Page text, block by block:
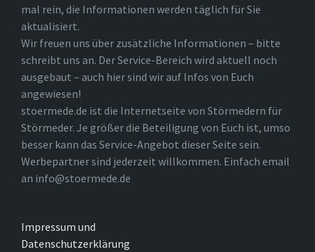
mal rein, die Informationen werden täglich für Sie
aktualisiert.
Wir freuen uns über zusätzliche Informationen – bitte
schreibt uns an. Der Service-Bereich wird aktuell noch
ausgebaut – auch hier sind wir auf Infos von Euch
angewiesen!
stoermede.de ist die Internetseite von Störmedern für
Störmeder. Je größer die Beteiligung von Euch ist, umso
besser kann das Service-Angebot dieser Seite sein.
Werbepartner sind jederzeit willkommen. Einfach email
an info@stoermede.de
Impressum und
Datenschutzerklärung